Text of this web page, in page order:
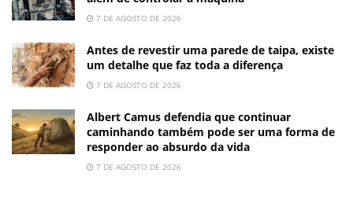
7 DE AGOSTO DE 2026
Antes de revestir uma parede de taipa, existe
um detalhe que faz toda a diferença
7 DE AGOSTO DE 2026
Albert Camus defendia que continuar
caminhando também pode ser uma forma de
responder ao absurdo da vida
7 DE AGOSTO DE 2026